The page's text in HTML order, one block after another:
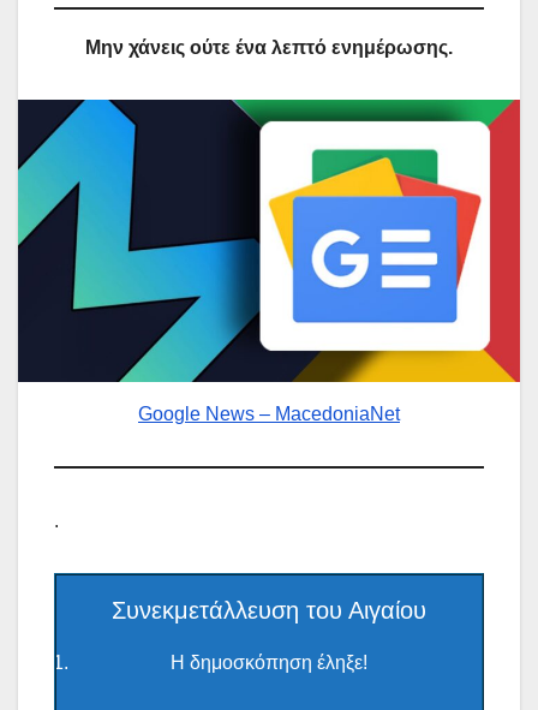
Μην χάνεις ούτε ένα λεπτό ενημέρωσης.
Google News – MacedoniaNet
.
Συνεκμετάλλευση του Αιγαίου
Η δημοσκόπηση έληξε!